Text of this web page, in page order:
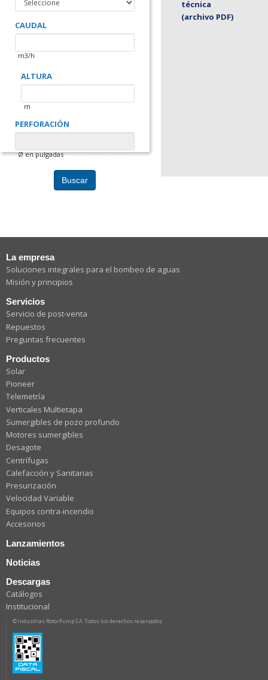
CAUDAL
m3/h
ALTURA
m
PERFORACIÓN
Ø en pulgadas
Buscar
técnica
(archivo PDF)
La empresa
Soluciones integrales para el bombeo de aguas
Misión y principios
Servicios
Servicio de post-venta
Repuestos
Preguntas frecuentes
Productos
Solar
Pioneer
Telemetría
Verticales Multietapa
Sumergibles de pozo profundo
Motores sumergibles
Desagote
Centrífugas
Calefacción y Sanitarias
Presurización
Velocidad Variable
Equipos contra-incendio
Accesorios
Lanzamientos
Noticias
Descargas
Catálogos
Institucional
© Industrias RotorPump S.A. Todos los derechos reservados